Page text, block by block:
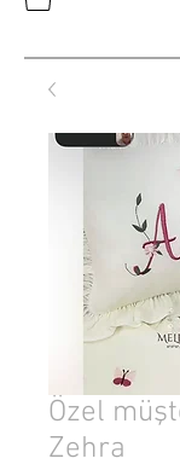
Özel
Zehra